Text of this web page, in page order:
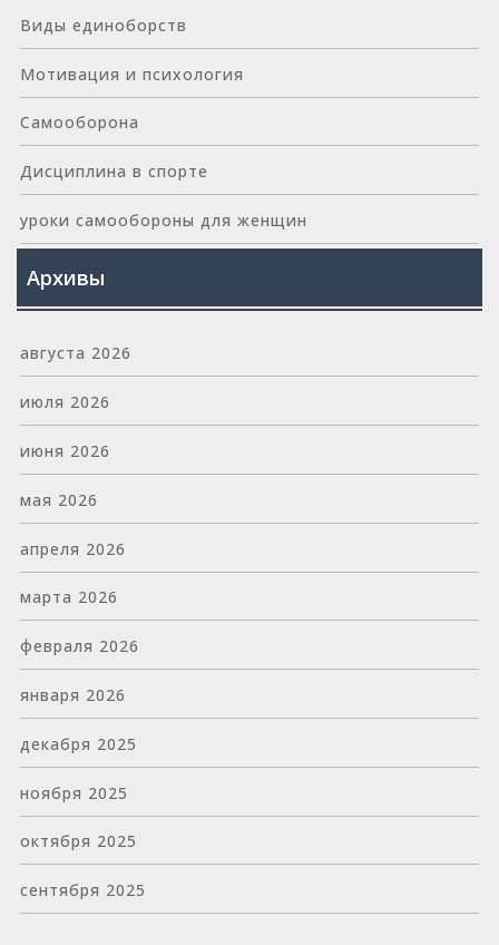
Виды единоборств
Мотивация и психология
Самооборона
Дисциплина в спорте
уроки самообороны для женщин
Архивы
августа 2026
июля 2026
июня 2026
мая 2026
апреля 2026
марта 2026
февраля 2026
января 2026
декабря 2025
ноября 2025
октября 2025
сентября 2025